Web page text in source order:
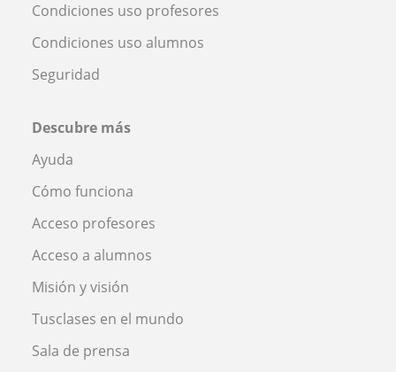
Condiciones uso profesores
Condiciones uso alumnos
Seguridad
Descubre más
Ayuda
Cómo funciona
Acceso profesores
Acceso a alumnos
Misión y visión
Tusclases en el mundo
Sala de prensa